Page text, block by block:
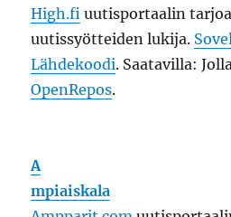
Se
ries’me
TV-sarjojen nähtyjen
Jolla Kauppa.